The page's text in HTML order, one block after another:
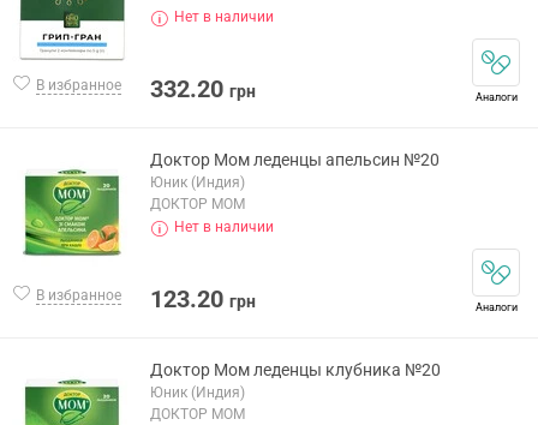
В избранное
Нет в наличии
332.20 грн Аналоги
В избранное
Доктор Мом леденцы апельсин №20
Юник (Индия)
ДОКТОР МОМ
Нет в наличии
123.20 грн Аналоги
Доктор Мом леденцы клубника №20
Юник (Индия)
ДОКТОР МОМ